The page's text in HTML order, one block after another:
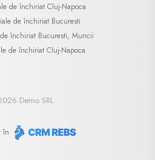
de închiriat Cluj-Napoca
de închiriat Bucuresti
închiriat Bucuresti, Muncii
de închiriat Cluj-Napoca
Demo SRL
în